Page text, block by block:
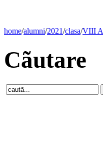
home/alumni/2021/clasa/VIII A
Cãutare